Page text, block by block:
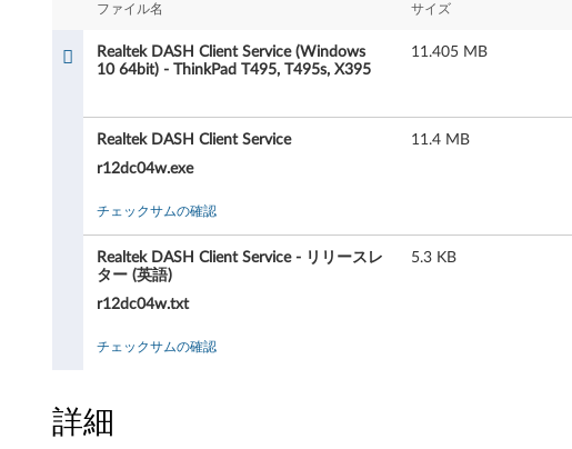
n
ファイル名 サイズ
Realtek DASH Client Service (Windows
10 64bit) - ThinkPad T495, T495s, X395
11.405 MB
Realtek DASH Client Service
r12dc04w.exe
11.4 MB
チェックサムの確認
Realtek DASH Client Service - リリースレ
ター (英語)
r12dc04w.txt
5.3 KB
チェックサムの確認
詳細